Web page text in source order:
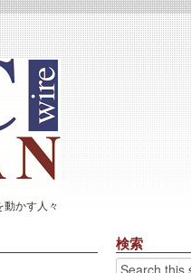
動かす人々
検索